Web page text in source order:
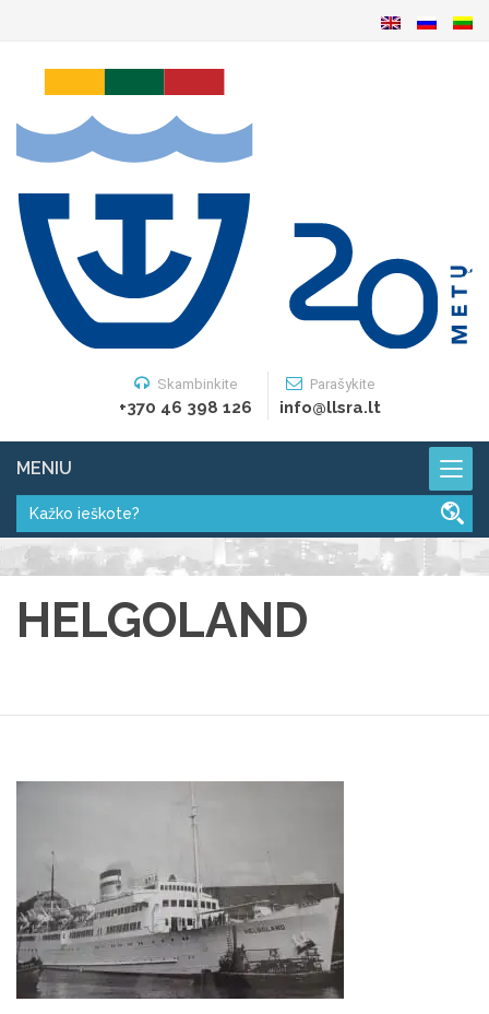
Skambinkite
+370 46 398 126
Parašykite
info@llsra.lt
MENIU
HELGOLAND